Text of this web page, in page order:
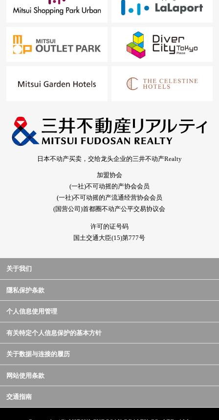
日本不动产买卖，交给龙头企业的三井不动产Realty
加盟协会
(一社)不可动摇的产协会会员
(一社)不可动摇的产流通经营协会会员
(国营公司)首都圈不动产公平交易协议会
许可的证号码
国土交通大臣(15)第777号
关于我们
隱私保护条款
个人信息使用管理
有关特定个人信息保护的基本方针
关于数据与连接的履历
网站使用条款
交通指南